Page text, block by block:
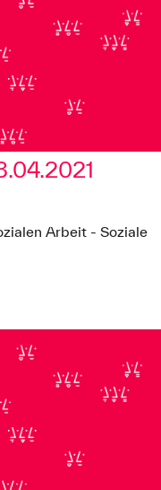
Arbeit - Soziale